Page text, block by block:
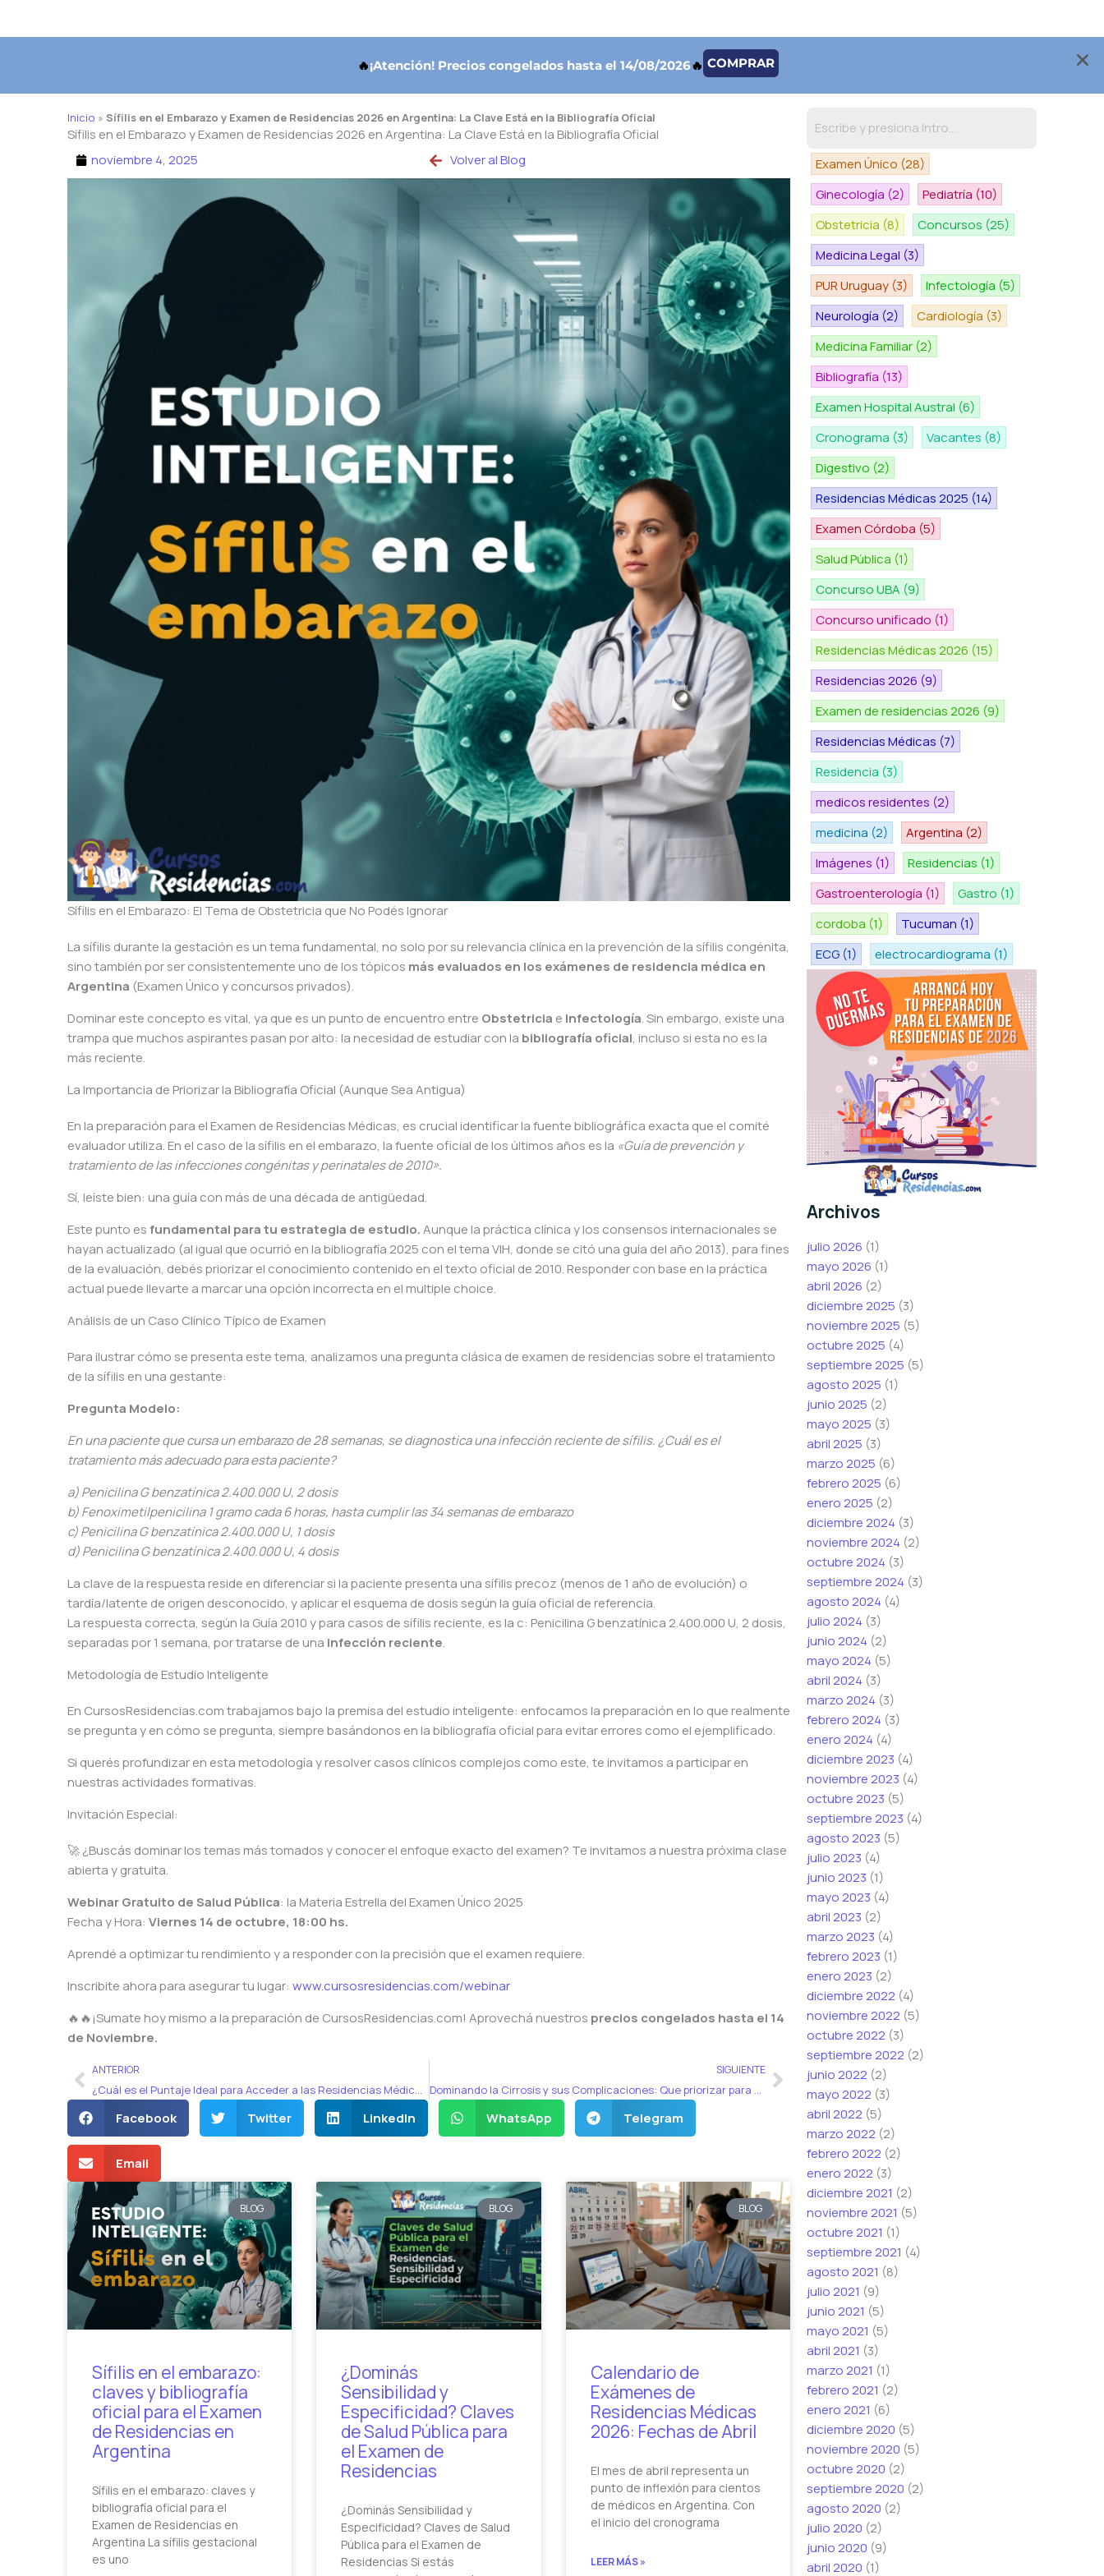
🔥¡Atención! Precios congelados hasta el 14/08/2026🔥 COMPRAR
Inicio » Sífilis en el Embarazo y Examen de Residencias 2026 en Argentina: La Clave Está en la Bibliografía Oficial
Sífilis en el Embarazo y Examen de Residencias 2026 en Argentina: La Clave Está en la Bibliografía Oficial
noviembre 4, 2025
Volver al Blog
Sífilis en el Embarazo: El Tema de Obstetricia que No Podés Ignorar
La sífilis durante la gestación es un tema fundamental, no solo por su relevancia clínica en la prevención de la sífilis congénita,
sino también por ser consistentemente uno de los tópicos más evaluados en los exámenes de residencia médica en
Argentina (Examen Único y concursos privados).
Dominar este concepto es vital, ya que es un punto de encuentro entre Obstetricia e Infectología. Sin embargo, existe una
trampa que muchos aspirantes pasan por alto: la necesidad de estudiar con la bibliografía oficial, incluso si esta no es la
más reciente.
La Importancia de Priorizar la Bibliografía Oficial (Aunque Sea Antigua)
En la preparación para el Examen de Residencias Médicas, es crucial identificar la fuente bibliográfica exacta que el comité
evaluador utiliza. En el caso de la sífilis en el embarazo, la fuente oficial de los últimos años es la «Guía de prevención y
tratamiento de las infecciones congénitas y perinatales de 2010».
Sí, leíste bien: una guía con más de una década de antigüedad.
Este punto esfundamental para tu estrategia de estudio.Aunque la práctica clínica y los consensos internacionales se
hayan actualizado (al igual que ocurrió en la bibliografía 2025 con el tema VIH, donde se citó una guía del año 2013), para fines
de la evaluación, debés priorizar el conocimiento contenido en el texto oficial de 2010. Responder con base en la práctica
actual puede llevarte a marcar una opción incorrecta en el multiple choice.
Análisis de un Caso Clínico Típico de Examen
Para ilustrar cómo se presenta este tema, analizamos una pregunta clásica de examen de residencias sobre el tratamiento
de la sífilis en una gestante:
Pregunta Modelo:
En una paciente que cursa un embarazo de 28 semanas, se diagnostica una infección reciente de sífilis. ¿Cuál es el
tratamiento más adecuado para esta paciente?
a) Penicilina G benzatínica 2.400.000 U, 2 dosis
b) Fenoximetilpenicilina 1 gramo cada 6 horas, hasta cumplir las 34 semanas de embarazo
c) Penicilina G benzatínica 2.400.000 U, 1 dosis
d) Penicilina G benzatínica 2.400.000 U, 4 dosis
La clave de la respuesta reside en diferenciar si la paciente presenta una sífilis precoz (menos de 1 año de evolución) o
tardía/latente de origen desconocido, y aplicar el esquema de dosis según la guía oficial de referencia.
La respuesta correcta, según la Guía 2010 y para casos de sífilis reciente, es la c: Penicilina G benzatínica 2.400.000 U, 2 dosis,
separadas por 1 semana, por tratarse de una infección reciente.
Metodología de Estudio Inteligente
En CursosResidencias.com trabajamos bajo la premisa del estudio inteligente: enfocamos la preparación en lo que realmente
se pregunta y en cómo se pregunta, siempre basándonos en la bibliografía oficial para evitar errores como el ejemplificado.
Si querés profundizar en esta metodología y resolver casos clínicos complejos como este, te invitamos a participar en
nuestras actividades formativas.
Invitación Especial:
🚀 ¿Buscás dominar los temas más tomados y conocer el enfoque exacto del examen? Te invitamos a nuestra próxima clase
abierta y gratuita.
Webinar Gratuito de Salud Pública: la Materia Estrella del Examen Único 2025
Fecha y Hora: Viernes 14 de octubre, 18:00 hs.
Aprendé a optimizar tu rendimiento y a responder con la precisión que el examen requiere.
Inscribite ahora para asegurar tu lugar: www.cursosresidencias.com/webinar
🔥🔥¡Sumate hoy mismo a la preparación de CursosResidencias.com! Aprovechá nuestros precios congelados hasta el 14
de Noviembre.
AntANTERIOR
¿Cuál es el Puntaje Ideal para Acceder a las Residencias Médicas 2026 en Argentina?
SIGUIENTE
Dominando la Cirrosis y sus Complicaciones: Que priorizar para el Examen de Residencias Médicas 2026 en Argentina
Siguiente
Facebook Twitter LinkedIn WhatsApp Telegram
Email
BLOG
Sífilis en el embarazo:
claves y bibliografía
oficial para el Examen
de Residencias en
Argentina
Sífilis en el embarazo: claves y
bibliografía oficial para el
Examen de Residencias en
Argentina La sífilis gestacional
es uno
BLOG
¿Dominás
Sensibilidad y
Especificidad? Claves
de Salud Pública para
el Examen de
Residencias
¿Dominás Sensibilidad y
Especificidad? Claves de Salud
Pública para el Examen de
Residencias Si estás
BLOG
Calendario de
Exámenes de
Residencias Médicas
2026: Fechas de Abril
El mes de abril representa un
punto de inflexión para cientos
de médicos en Argentina. Con
el inicio del cronograma
LEER MÁS »
Examen Único (28)
Ginecología (2) Pediatría (10)
Obstetricia (8) Concursos (25)
Medicina Legal (3)
PUR Uruguay (3) Infectología (5)
Neurología (2) Cardiología (3)
Medicina Familiar (2)
Bibliografía (13)
Examen Hospital Austral (6)
Cronograma (3) Vacantes (8)
Digestivo (2)
Residencias Médicas 2025 (14)
Examen Córdoba (5)
Salud Pública (1)
Concurso UBA (9)
Concurso unificado (1)
Residencias Médicas 2026 (15)
Residencias 2026 (9)
Examen de residencias 2026 (9)
Residencias Médicas (7)
Residencia (3)
medicos residentes (2)
medicina (2) Argentina (2)
Imágenes (1) Residencias (1)
Gastroenterología (1) Gastro (1)
cordoba (1) Tucuman (1)
ECG (1) electrocardiograma (1)
Archivos
julio 2026 (1)
mayo 2026 (1)
abril 2026 (2)
diciembre 2025 (3)
noviembre 2025 (5)
octubre 2025 (4)
septiembre 2025 (5)
agosto 2025 (1)
junio 2025 (2)
mayo 2025 (3)
abril 2025 (3)
marzo 2025 (6)
febrero 2025 (6)
enero 2025 (2)
diciembre 2024 (3)
noviembre 2024 (2)
octubre 2024 (3)
septiembre 2024 (3)
agosto 2024 (4)
julio 2024 (3)
junio 2024 (2)
mayo 2024 (5)
abril 2024 (3)
marzo 2024 (3)
febrero 2024 (3)
enero 2024 (4)
diciembre 2023 (4)
noviembre 2023 (4)
octubre 2023 (5)
septiembre 2023 (4)
agosto 2023 (5)
julio 2023 (4)
junio 2023 (1)
mayo 2023 (4)
abril 2023 (2)
marzo 2023 (4)
febrero 2023 (1)
enero 2023 (2)
diciembre 2022 (4)
noviembre 2022 (5)
octubre 2022 (3)
septiembre 2022 (2)
junio 2022 (2)
mayo 2022 (3)
abril 2022 (5)
marzo 2022 (2)
febrero 2022 (2)
enero 2022 (3)
diciembre 2021 (2)
noviembre 2021 (5)
octubre 2021 (1)
septiembre 2021 (4)
agosto 2021 (8)
julio 2021 (9)
junio 2021 (5)
mayo 2021 (5)
abril 2021 (3)
marzo 2021 (1)
febrero 2021 (2)
enero 2021 (6)
diciembre 2020 (5)
noviembre 2020 (5)
octubre 2020 (2)
septiembre 2020 (2)
agosto 2020 (2)
julio 2020 (2)
junio 2020 (9)
abril 2020 (1)